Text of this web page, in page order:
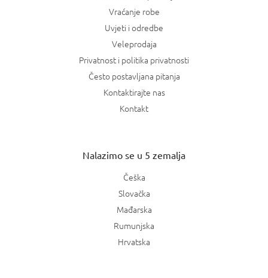
Vraćanje robe
Uvjeti i odredbe
Veleprodaja
Privatnost i politika privatnosti
Često postavljana pitanja
Kontaktirajte nas
Kontakt
Nalazimo se u 5 zemalja
Češka
Slovačka
Mađarska
Rumunjska
Hrvatska